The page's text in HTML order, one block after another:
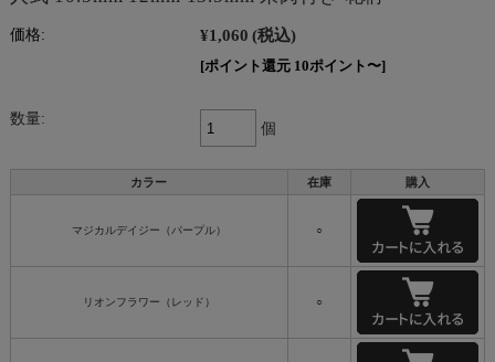
価格: ¥1,060 (税込)
[ポイント還元 10ポイント〜]
数量:
個
カラー 在庫 購入
マジカルデイジー（パープル） ○
リオンフラワー（レッド） ○